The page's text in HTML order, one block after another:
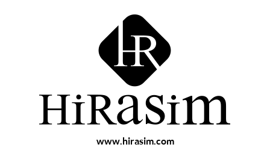
www.hirasim.com